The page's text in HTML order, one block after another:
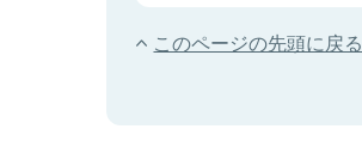
このページの先頭に戻る